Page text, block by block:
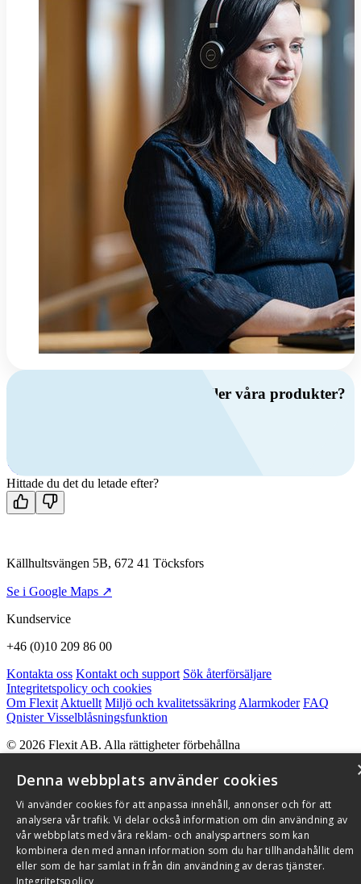
Har du frågor om ventilation eller våra produkter?
Kontakta oss
Hittade du det du letade efter?
Källhultsvängen 5B, 672 41 Töcksfors
Se i Google Maps ↗
Kundservice
+46 (0)10 209 86 00
Kontakta oss Kontakt och support Sök återförsäljare
Integritetspolicy och cookies
Om Flexit Aktuellt Miljö och kvalitetssäkring Alarmkoder FAQ
Qnister Visselblåsningsfunktion
© 2026 Flexit AB. Alla rättigheter förbehållna
Aktuellt
Miljö och kvalitetssäkring
Denna webbplats använder cookies
Vi använder cookies för att anpassa innehåll, annonser och för att
analysera vår trafik. Vi delar också information om din användning av
vår webbplats med våra reklam- och analyspartners som kan
kombinera den med annan information som du har tillhandahållit dem
eller som de har samlat in från din användning av deras tjänster.
Integritetspolicy